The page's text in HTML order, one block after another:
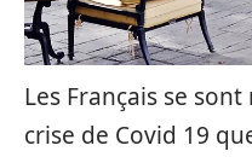
Les Français se
crise de Covid 19